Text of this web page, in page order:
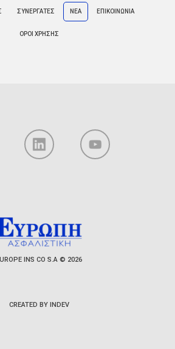
ΣΥΝΕΡΓΑΤΕΣ ΝΕΑ ΕΠΙΚΟΙΝΩΝΙΑ
ΟΡΟΙ ΧΡΗΣΗΣ
INS CO S.A © 2026
CREATED BY INDEV